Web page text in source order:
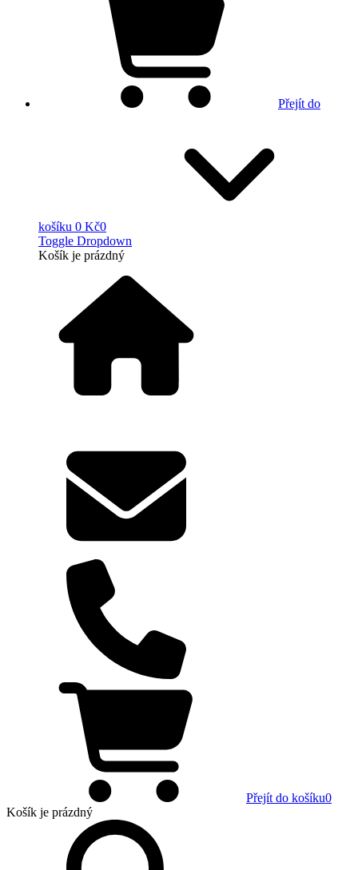
Přejít do
košíku 0 Kč0
Toggle Dropdown
Košík je prázdný
Přejít do košíku0
Košík je prázdný